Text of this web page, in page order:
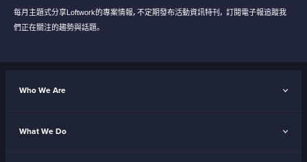
每月主題式分享Loftwork的專案情報，不定期發布活動資訊特刊， 訂閱電子報追蹤我
們正在關注的趨勢與話題。
Who We Are
What We Do